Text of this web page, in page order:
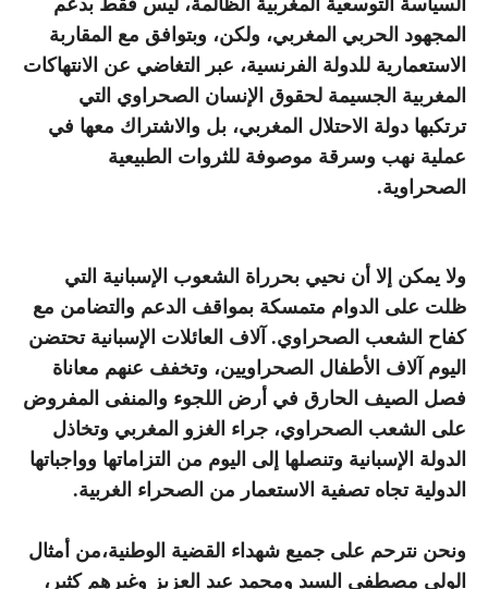
المجهود الحربي المغربي، ولكن، وبتوافق مع المقاربة
الاستعمارية للدولة الفرنسية، عبر التغاضي عن الانتهاكات
المغربية الجسيمة لحقوق الإنسان الصحراوي التي
ترتكبها دولة الاحتلال المغربي، بل والاشتراك معها في
عملية نهب وسرقة موصوفة للثروات الطبيعية
الصحراوية.
ولا يمكن إلا أن نحيي بحرراة الشعوب الإسبانية التي
ظلت على الدوام متمسكة بمواقف الدعم والتضامن مع
كفاح الشعب الصحراوي. آلاف العائلات الإسبانية تحتضن
اليوم آلاف الأطفال الصحراويين، وتخفف عنهم معاناة
فصل الصيف الحارق في أرض اللجوء والمنفى المفروض
على الشعب الصحراوي، جراء الغزو المغربي وتخاذل
الدولة الإسبانية وتنصلها إلى اليوم من التزاماتها وواجباتها
الدولية تجاه تصفية الاستعمار من الصحراء الغربية.
ونحن نترحم على جميع شهداء القضية الوطنية،من أمثال
الولي مصطفى السيد ومحمد عبد العزيز وغيرِهم كثير،